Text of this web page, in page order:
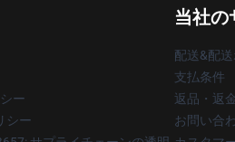
ー
シー
当社の
配送&配
支払条件
返品・返
お問い合